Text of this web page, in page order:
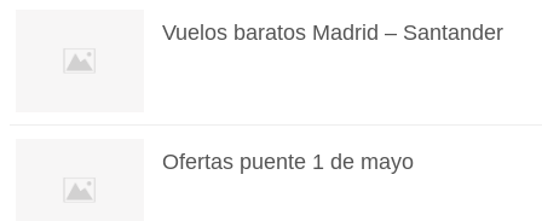
Vuelos baratos Madrid – Santander
Ofertas puente 1 de mayo